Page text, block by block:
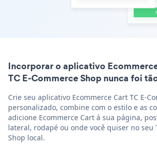
Incorporar o aplicativo
TC E-Commerce Shop nunca foi
Crie seu aplicativo Ecommerce Cart TC E-
personalizado, combine com o estilo e as
adicione Ecommerce Cart à sua página,
lateral, rodapé ou onde você quiser no seu
Shop local.